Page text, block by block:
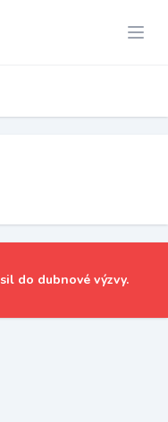
do dubnové výzvy.